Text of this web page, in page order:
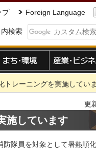
プ Foreign Language
検索
トレーニングを実施してい
更
施しています
隊員を対象として暑熱順